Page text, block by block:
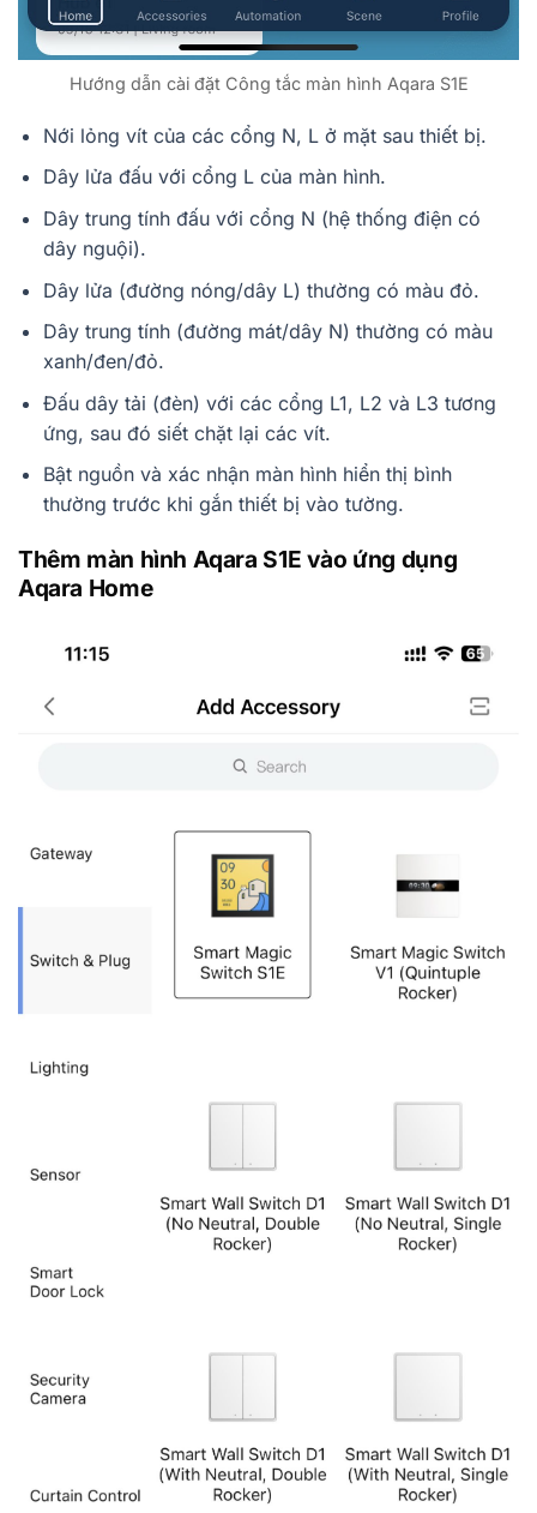
Hướng dẫn cài đặt Công tắc màn hình Aqara S1E
Nới lỏng vít của các cổng N, L ở mặt sau thiết bị.
Dây lửa đấu với cổng L của màn hình.
Dây trung tính đấu với cổng N (hệ thống điện có
dây nguội).
Dây lửa (đường nóng/dây L) thường có màu đỏ.
Dây trung tính (đường mát/dây N) thường có màu
xanh/đen/đỏ.
Đấu dây tải (đèn) với các cổng L1, L2 và L3 tương
ứng, sau đó siết chặt lại các vít.
Bật nguồn và xác nhận màn hình hiển thị bình
thường trước khi gắn thiết bị vào tường.
Thêm màn hình Aqara S1E vào ứng dụng
Aqara Home